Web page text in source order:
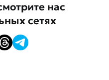
нас
сетях